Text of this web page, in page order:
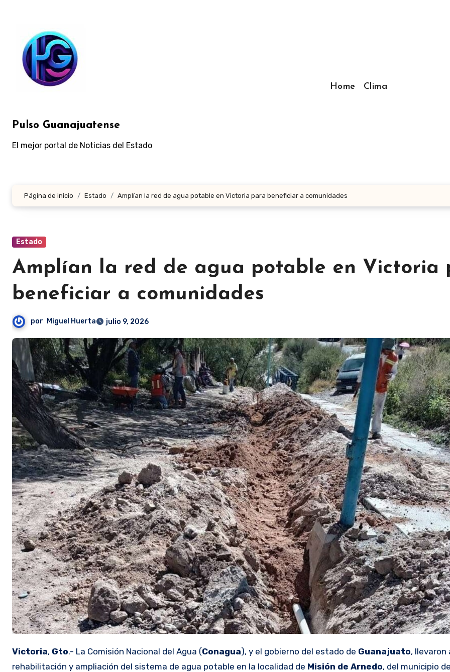
contenido
Pulso Guanajuatense
El mejor portal de Noticias del Estado
Home Clima
Página de inicio Estado Amplían la red de agua potable en Victoria para beneficiar a comunidades
Estado
Amplían la red de agua potable en Victoria
beneficiar a comunidades
por Miguel Huerta julio 9, 2026
Victoria, Gto.- La Comisión Nacional del Agua (Conagua), y el gobierno del estado de Guanajuato, llevaron
rehabilitación y ampliación del sistema de agua potable en la localidad de Misión de Arnedo, del municipio de